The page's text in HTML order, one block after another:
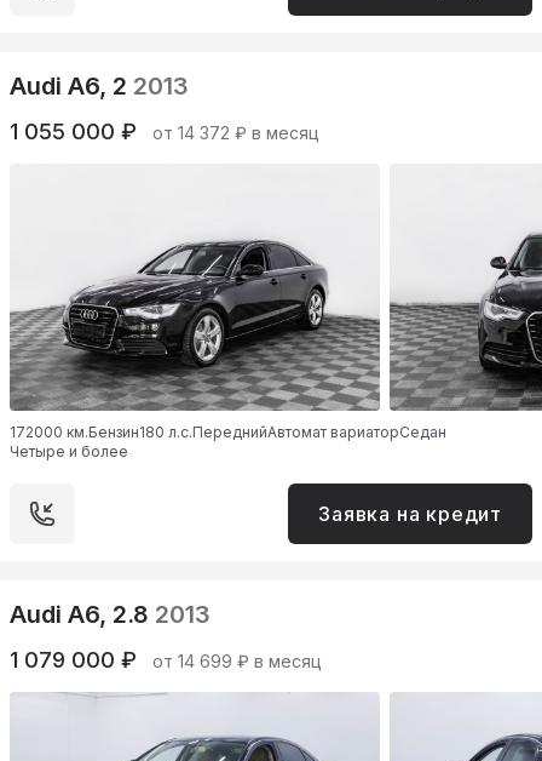
Audi A6, 2 2013
1 055 000 ₽ от 14 372 ₽ в месяц
172000 км.Бензин180 л.с.ПереднийАвтомат вариаторСедан
Четыре и более
Заявка на кредит
Audi A6, 2.8 2013
1 079 000 ₽ от 14 699 ₽ в месяц